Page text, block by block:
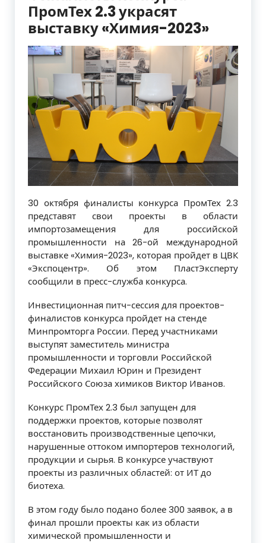
ПромТех 2.3 украсят
выставку «Химия-2023»
30 октября финалисты конкурса ПромТех 2.3
представят свои проекты в области
импортозамещения для российской
промышленности на 26-ой международной
выставке «Химия-2023», которая пройдет в ЦВК
«Экспоцентр». Об этом ПластЭксперту
сообщили в пресс-служба конкурса.
Инвестиционная питч-сессия для проектов-
финалистов конкурса пройдет на стенде
Минпромторга России. Перед участниками
выступят заместитель министра
промышленности и торговли Российской
Федерации Михаил Юрин и Президент
Российского Союза химиков Виктор Иванов.
Конкурс ПромТех 2.3 был запущен для
поддержки проектов, которые позволят
восстановить производственные цепочки,
нарушенные оттоком импортеров технологий,
продукции и сырья. В конкурсе участвуют
проекты из различных областей: от ИТ до
биотеха.
В этом году было подано более 300 заявок, а в
финал прошли проекты как из области
химической промышленности и